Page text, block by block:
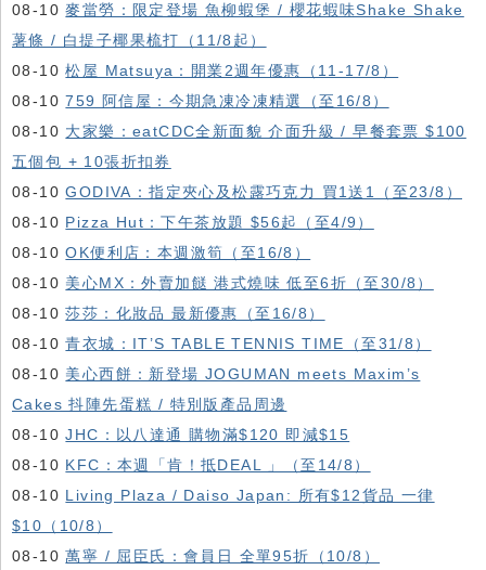
08-10麥當勞：限定登場 魚柳蝦堡 / 櫻花蝦味Shake Shake
薯條 / 白提子椰果梳打（11/8起）
08-10松屋 Matsuya：開業2週年優惠（11-17/8）
08-10759 阿信屋：今期急凍冷凍精選（至16/8）
08-10 大家樂：eatCDC全新面貌 介面升級 / 早餐套票 $100
五個包 + 10張折扣券
08-10GODIVA：指定夾心及松露巧克力 買1送1（至23/8）
08-10 Pizza Hut：下午茶放題 $56起（至4/9）
08-10OK便利店：本週激筍（至16/8）
08-10 美心MX：外賣加餸 港式燒味 低至6折（至30/8）
08-10莎莎：化妝品 最新優惠（至16/8）
08-10青衣城：IT’S TABLE TENNIS TIME（至31/8）
08-10 美心西餅：新登場 JOGUMAN meets Maxim’s
Cakes 抖陣先蛋糕 / 特別版產品周邊
08-10JHC：以八達通 購物滿$120 即減$15
08-10 KFC ：本週「肯！抵DEAL 」（至14/8）
08-10 Living Plaza / Daiso Japan: 所有$12貨品 一律
$10（10/8）
08-10萬寧 / 屈臣氏：會員日 全單95折（10/8）